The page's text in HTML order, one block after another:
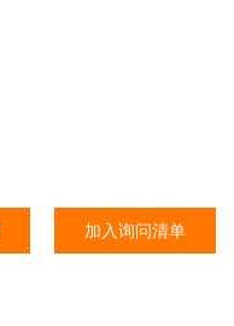
加入询问清单